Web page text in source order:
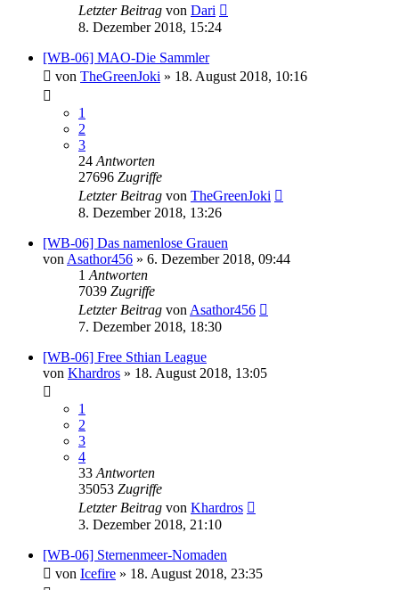
Letzter Beitrag von Dari
8. Dezember 2018, 15:24
[WB-06] MAO-Die Sammler
von TheGreenJoki » 18. August 2018, 10:16
1
2
3
24 Antworten
27696 Zugriffe
Letzter Beitrag von TheGreenJoki
8. Dezember 2018, 13:26
[WB-06] Das namenlose Grauen
von Asathor456 » 6. Dezember 2018, 09:44
1 Antworten
7039 Zugriffe
Letzter Beitrag von Asathor456
7. Dezember 2018, 18:30
[WB-06] Free Sthian League
von Khardros » 18. August 2018, 13:05
1
2
3
4
33 Antworten
35053 Zugriffe
Letzter Beitrag von Khardros
3. Dezember 2018, 21:10
[WB-06] Sternenmeer-Nomaden
von Icefire » 18. August 2018, 23:35